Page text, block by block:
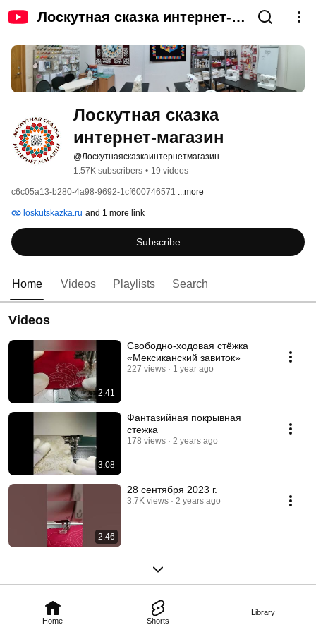
Лоскутная сказка интернет-
Home Shorts
Library
Лоскутная сказка
интернет-магазин
@Лоскутнаясказкаинтернетмагазин
1.57K subscribers • 19 videos
c6c05a13-b280-4a98-9692-1cf600746571 ...more
loskutskazka.ru and 1 more link
Subscribe
Home Videos Playlists Search
Videos
2:41
Свободно-ходовая стёжка
«Мексиканский завиток»
227 views 1 year ago
3:08
Фантазийная покрывная
стежка
178 views 2 years ago
2:46
28 сентября 2023 г.
3.7K views 2 years ago